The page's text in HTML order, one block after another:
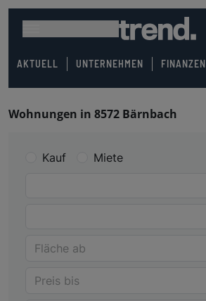
AKTUELL UNTERNEHMEN FINANZEN
Wohnungen in 8572 Bärnbach
Kauf Miete